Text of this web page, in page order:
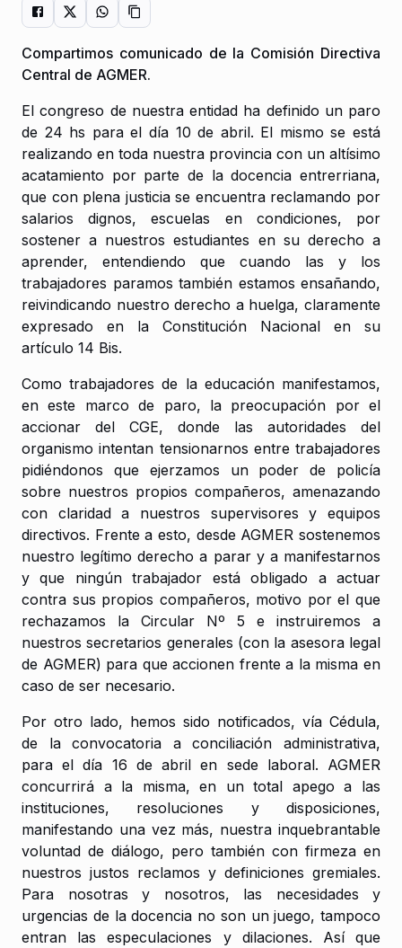
Compartimos comunicado de la Comisión Directiva
Central de AGMER.
El congreso de nuestra entidad ha definido un paro
de 24 hs para el día 10 de abril. El mismo se está
realizando en toda nuestra provincia con un altísimo
acatamiento por parte de la docencia entrerriana,
que con plena justicia se encuentra reclamando por
salarios dignos, escuelas en condiciones, por
sostener a nuestros estudiantes en su derecho a
aprender, entendiendo que cuando las y los
trabajadores paramos también estamos ensañando,
reivindicando nuestro derecho a huelga, claramente
expresado en la Constitución Nacional en su
artículo 14 Bis.
Como trabajadores de la educación manifestamos,
en este marco de paro, la preocupación por el
accionar del CGE, donde las autoridades del
organismo intentan tensionarnos entre trabajadores
pidiéndonos que ejerzamos un poder de policía
sobre nuestros propios compañeros, amenazando
con claridad a nuestros supervisores y equipos
directivos. Frente a esto, desde AGMER sostenemos
nuestro legítimo derecho a parar y a manifestarnos
y que ningún trabajador está obligado a actuar
contra sus propios compañeros, motivo por el que
rechazamos la Circular Nº 5 e instruiremos a
nuestros secretarios generales (con la asesora legal
de AGMER) para que accionen frente a la misma en
caso de ser necesario.
Por otro lado, hemos sido notificados, vía Cédula,
de la convocatoria a conciliación administrativa,
para el día 16 de abril en sede laboral. AGMER
concurrirá a la misma, en un total apego a las
instituciones, resoluciones y disposiciones,
manifestando una vez más, nuestra inquebrantable
voluntad de diálogo, pero también con firmeza en
nuestros justos reclamos y definiciones gremiales.
Para nosotras y nosotros, las necesidades y
urgencias de la docencia no son un juego, tampoco
entran las especulaciones y dilaciones. Así que